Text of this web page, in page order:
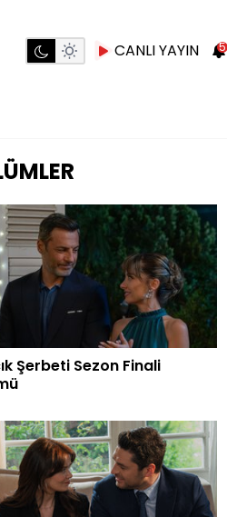
CANLI YAYIN 5
Şerbeti Sezon Finali